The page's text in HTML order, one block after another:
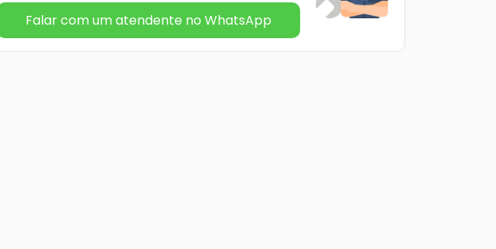
Falar com um atendente no WhatsApp